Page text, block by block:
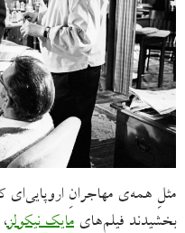
مثلِ همه‌ی مهاجرانِ اروپایی‌ای
بخشیدند فیلم‌های مایک نیکولز